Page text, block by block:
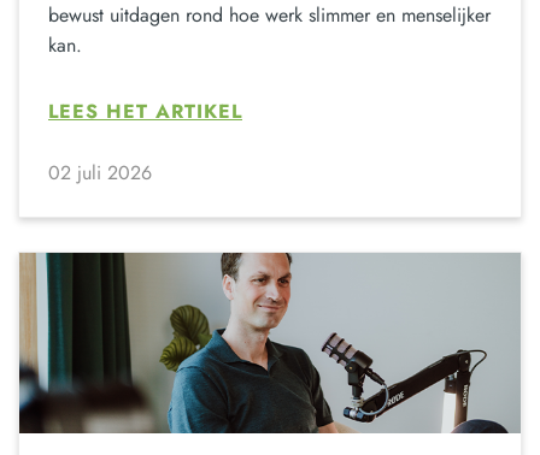
bewust uitdagen rond hoe werk slimmer en menselijker
kan.
LEES HET ARTIKEL
02 juli 2026